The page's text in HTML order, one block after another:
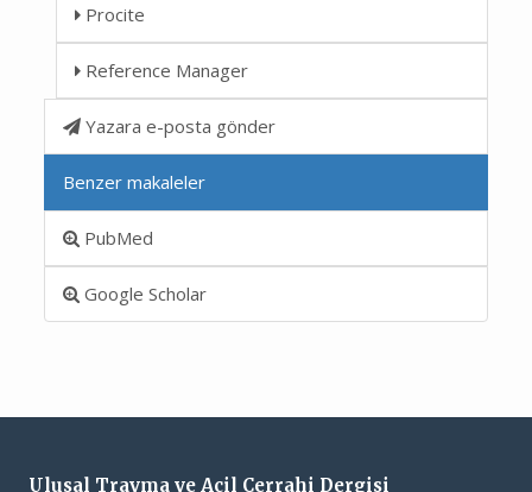
Procite
Reference Manager
Yazara e-posta gönder
Benzer makaleler
PubMed
Google Scholar
Ulusal Travma ve Acil Cerrahi Dergisi